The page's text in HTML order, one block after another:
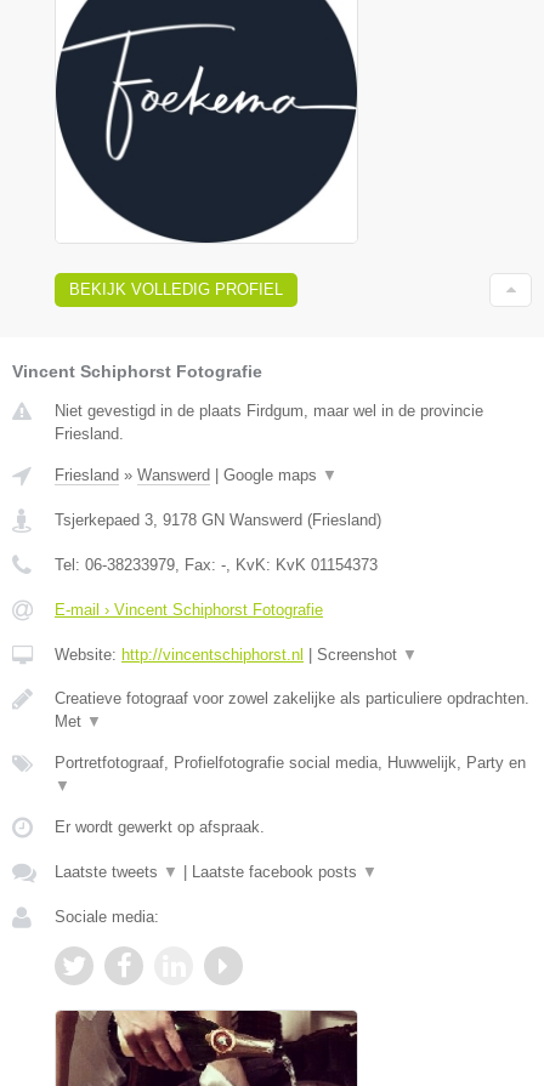
BEKIJK VOLLEDIG PROFIEL
Vincent Schiphorst Fotografie
Niet gevestigd in de plaats Firdgum, maar wel in de provincie
Friesland.
Friesland » Wanswerd | Google maps ▼
Tsjerkepaed 3 9178 GN Wanswerd (Friesland)
Tel: 06-38233979 , Fax: - , KvK: KvK 01154373
E-mail › Vincent Schiphorst Fotografie
Website: http://vincentschiphorst.nl | Screenshot ▼
Creatieve fotograaf voor zowel zakelijke als particuliere opdrachten.
Met ▼
Portretfotograaf, Profielfotografie social media, Huwwelijk, Party en
▼
Er wordt gewerkt op afspraak.
Laatste tweets ▼ | Laatste facebook posts ▼
Sociale media: